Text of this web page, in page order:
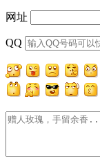
网址
QQ